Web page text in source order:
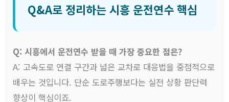
Q&A로 정리하는 시흥 운전연수 핵심
Q: 시흥에서 운전연수 받을 때 가장 중요한 점은?
A: 고속도로 연결 구간과 넓은 교차로 대응법을 중점적으로
배우는 것입니다. 단순 도로주행보다는 실전 상황 판단력
향상이 핵심이죠.